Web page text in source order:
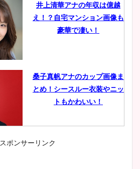
井上清華アナの年収は億越
え！？自宅マンション画像も
豪華で凄い！
桑子真帆アナのカップ画像ま
とめ！シースルー衣装やニッ
トもかわいい！
小室瑛莉子のカップ画像まと
スポンサーリンク